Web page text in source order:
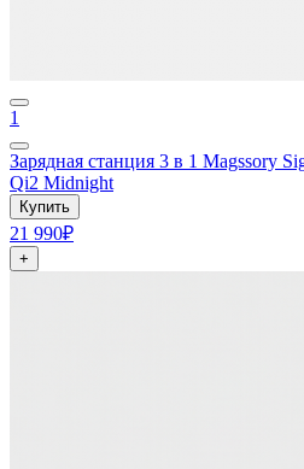
1
Зарядная станция 3 в 1 Magssory
Qi2 Midnight
Купить
21 990₽
+